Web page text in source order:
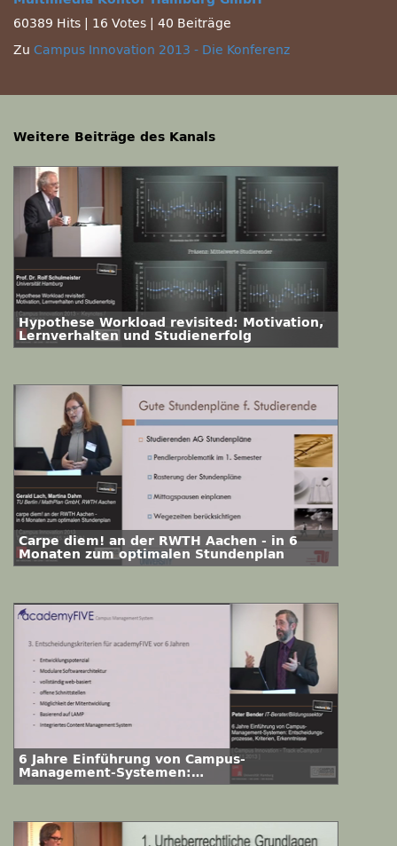
60389 Hits
16 Votes
40 Beiträge
Zu Campus Innovation 2013 - Die Konferenz
Weitere Beiträge des Kanals
Hypothese Workload revisited: Motivation,
Lernverhalten und Studienerfolg
Carpe diem! an der RWTH Aachen - in 6
Monaten zum optimalen Stundenplan
6 Jahre Einführung von Campus-
Management-Systemen:
Entscheidungsprozesse, Kriterien,